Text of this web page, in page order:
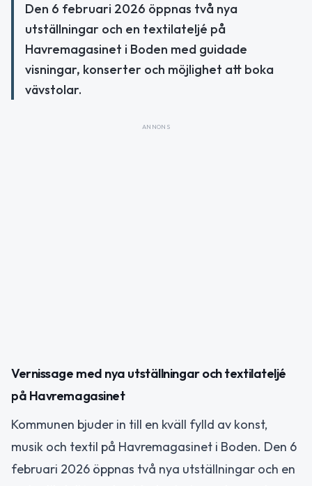
Den 6 februari 2026 öppnas två nya
utställningar och en textilateljé på
Havremagasinet i Boden med guidade
visningar, konserter och möjlighet att boka
vävstolar.
ANNONS
Vernissage med nya utställningar och textilateljé
på Havremagasinet
Kommunen bjuder in till en kväll fylld av konst,
musik och textil på Havremagasinet i Boden. Den 6
februari 2026 öppnas två nya utställningar och en